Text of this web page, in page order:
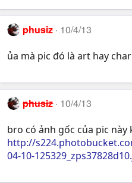
phusiz 10/4/13
ủa mà pic đó là art hay
phusiz 10/4/13
bro có ảnh gốc của pic này
http://
04-10-